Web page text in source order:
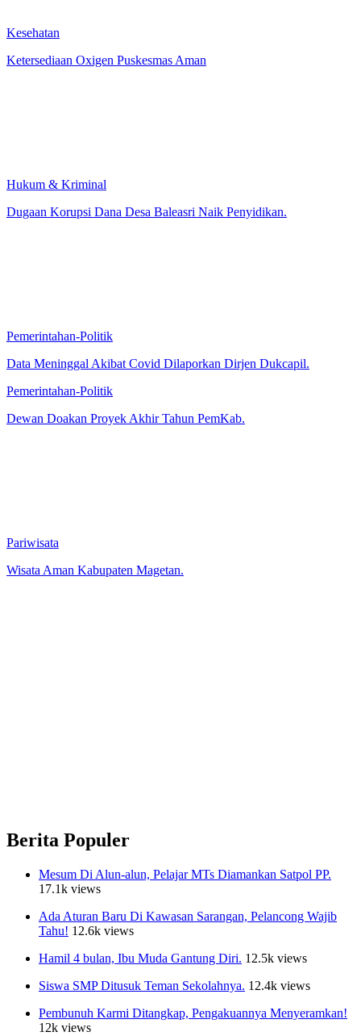
Kesehatan
Ketersediaan Oxigen Puskesmas Aman
Hukum & Kriminal
Dugaan Korupsi Dana Desa Baleasri Naik Penyidikan.
Pemerintahan-Politik
Data Meninggal Akibat Covid Dilaporkan Dirjen Dukcapil.
Pemerintahan-Politik
Dewan Doakan Proyek Akhir Tahun PemKab.
Pariwisata
Wisata Aman Kabupaten Magetan.
Berita Populer
Mesum Di Alun-alun, Pelajar MTs Diamankan Satpol PP.
17.1k views
Ada Aturan Baru Di Kawasan Sarangan, Pelancong Wajib
Tahu! 12.6k views
Hamil 4 bulan, Ibu Muda Gantung Diri. 12.5k views
Siswa SMP Ditusuk Teman Sekolahnya. 12.4k views
Pembunuh Karmi Ditangkap, Pengakuannya Menyeramkan!
12k views